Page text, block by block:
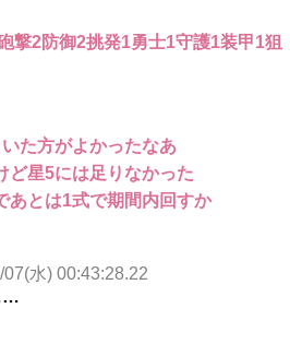
撃2防御2挑発1勇士1守護1装甲1狙
た方がよかったなあ
ど星5には足りなかった
あとは1式で期間内回すか
07(水) 00:43:28.22